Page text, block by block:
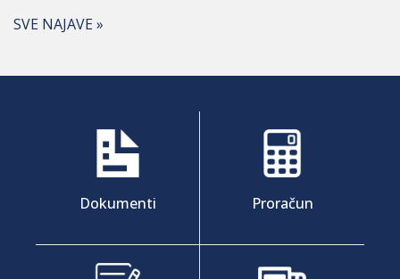
SVE NAJAVE »
Dokumenti Proračun